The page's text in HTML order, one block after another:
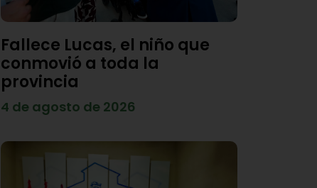
Fallece Lucas, el niño que
conmovió a toda la
provincia
4 de agosto de 2026